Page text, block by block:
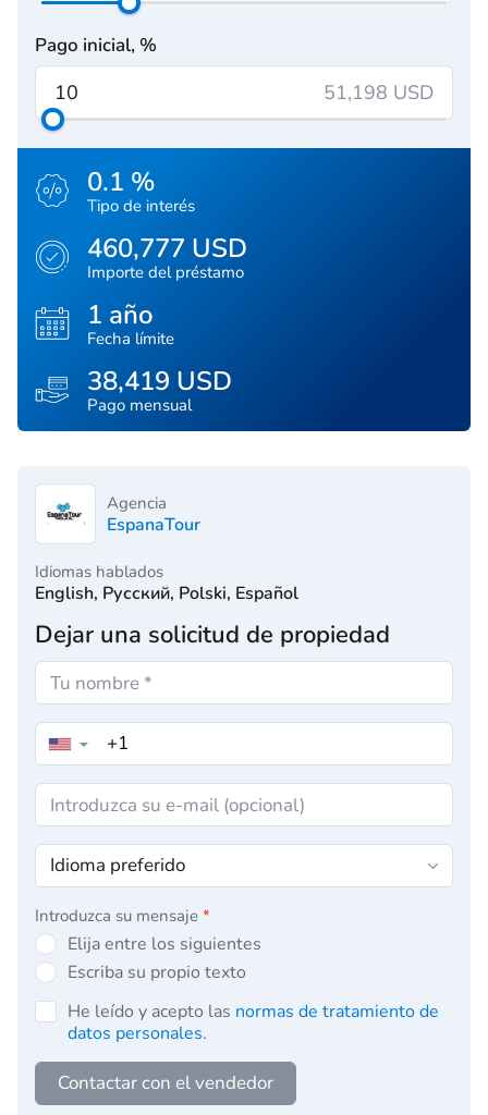
Pago inicial, %
51,198 USD
0.1 %
Tipo de interés
460,777 USD
Importe del préstamo
1 año
Fecha límite
38,419 USD
Pago mensual
Agencia
EspanaTour
Idiomas hablados
English, Русский, Polski, Español
Dejar una solicitud de propiedad
▼
Introduzca su mensaje *
Elija entre los siguientes
Escriba su propio texto
He leído y acepto las normas de tratamiento de
datos personales.
Contactar con el vendedor